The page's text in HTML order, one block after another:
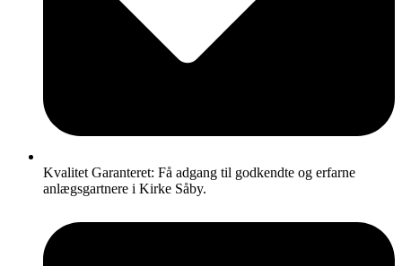
Kvalitet Garanteret: Få adgang til godkendte og erfarne
anlægsgartnere i Kirke Såby.